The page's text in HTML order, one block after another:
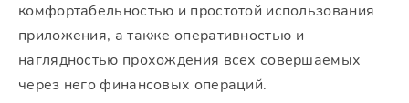
комфортабельностью и простотой использования
приложения, а также оперативностью и
наглядностью прохождения всех совершаемых
через него финансовых операций.